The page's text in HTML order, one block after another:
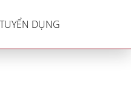
TUYỂN DỤNG